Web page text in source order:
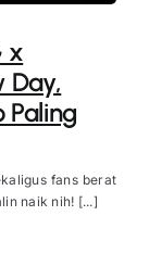
x
fans berat
naik nih! [...]